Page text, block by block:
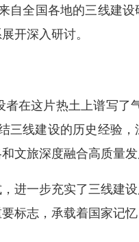
全国各地的三线建设
开深入研讨。
这片热土上谱写了
线建设的历史经验
文旅深度融合高质量发
一步充实了三线建
标志，承载着国家记